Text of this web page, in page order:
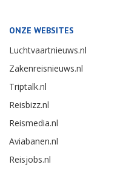
ONZE WEBSITES
Luchtvaartnieuws.nl
Zakenreisnieuws.nl
Triptalk.nl
Reisbizz.nl
Reismedia.nl
Aviabanen.nl
Reisjobs.nl